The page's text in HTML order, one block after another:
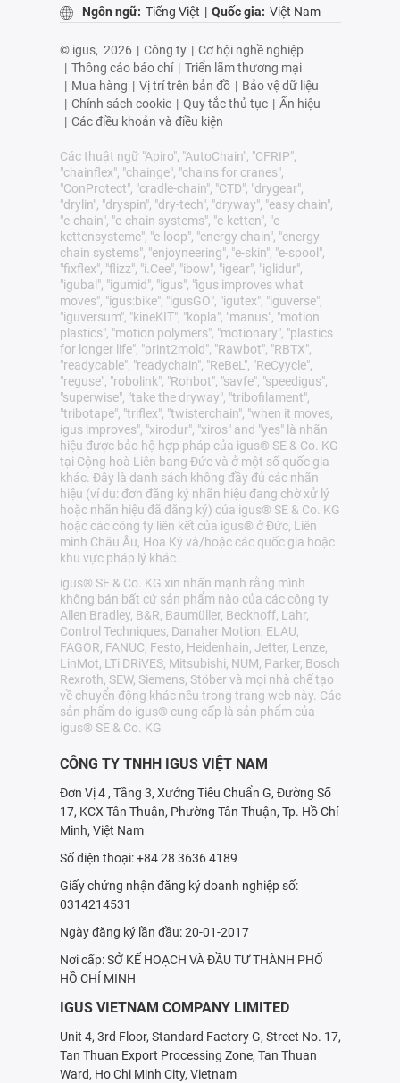
Ngôn ngữ: Tiếng Việt | Quốc gia: Việt Nam
© igus, 2026 | Công ty | Cơ hội nghề nghiệp
| Thông cáo báo chí | Triển lãm thương mại
| Mua hàng | Vị trí trên bản đồ | Bảo vệ dữ liệu
| Chính sách cookie | Quy tắc thủ tục | Ấn hiệu
| Các điều khoản và điều kiện
Các thuật ngữ "Apiro", "AutoChain", "CFRIP",
"chainflex", "chainge", "chains for cranes",
"ConProtect", "cradle-chain", "CTD", "drygear",
"drylin", "dryspin", "dry-tech", "dryway", "easy chain",
"e-chain", "e-chain systems", "e-ketten", "e-
kettensysteme", "e-loop", "energy chain", "energy
chain systems", "enjoyneering", "e-skin", "e-spool",
"fixflex", "flizz", "i.Cee", "ibow", "igear", "iglidur",
"igubal", "igumid", "igus", "igus improves what
moves", "igus:bike", "igusGO", "igutex", "iguverse",
"iguversum", "kineKIT", "kopla", "manus", "motion
plastics", "motion polymers", "motionary", "plastics
for longer life", "print2mold", "Rawbot", "RBTX",
"readycable", "readychain", "ReBeL", "ReCyycle",
"reguse", "robolink", "Rohbot", "savfe", "speedigus",
"superwise", "take the dryway", "tribofilament",
"tribotape", "triflex", "twisterchain", "when it moves,
igus improves", "xirodur", "xiros" and "yes" là nhãn
hiệu được bảo hộ hợp pháp của igus® SE & Co. KG
tại Cộng hoà Liên bang Đức và ở một số quốc gia
khác. Đây là danh sách không đầy đủ các nhãn
hiệu (ví dụ: đơn đăng ký nhãn hiệu đang chờ xử lý
hoặc nhãn hiệu đã đăng ký) của igus® SE & Co. KG
hoặc các công ty liên kết của igus® ở Đức, Liên
minh Châu Âu, Hoa Kỳ và/hoặc các quốc gia hoặc
khu vực pháp lý khác.
igus® SE & Co. KG xin nhấn mạnh rằng mình
không bán bất cứ sản phẩm nào của các công ty
Allen Bradley, B&R, Baumüller, Beckhoff, Lahr,
Control Techniques, Danaher Motion, ELAU,
FAGOR, FANUC, Festo, Heidenhain, Jetter, Lenze,
LinMot, LTi DRiVES, Mitsubishi, NUM, Parker, Bosch
Rexroth, SEW, Siemens, Stöber và mọi nhà chế tạo
về chuyển động khác nêu trong trang web này. Các
sản phẩm do igus® cung cấp là sản phẩm của
igus® SE & Co. KG
CÔNG TY TNHH IGUS VIỆT NAM
Đơn Vị 4 , Tầng 3, Xưởng Tiêu Chuẩn G, Đường Số
17, KCX Tân Thuận, Phường Tân Thuận, Tp. Hồ Chí
Minh, Việt Nam
Số điện thoại: +84 28 3636 4189
Giấy chứng nhận đăng ký doanh nghiệp số:
0314214531
Ngày đăng ký lần đầu: 20-01-2017
Nơi cấp: SỞ KẾ HOẠCH VÀ ÐẦU TƯ THÀNH PHỐ
HỒ CHÍ MINH
IGUS VIETNAM COMPANY LIMITED
Unit 4, 3rd Floor, Standard Factory G, Street No. 17,
Tan Thuan Export Processing Zone, Tan Thuan
Ward, Ho Chi Minh City, Vietnam